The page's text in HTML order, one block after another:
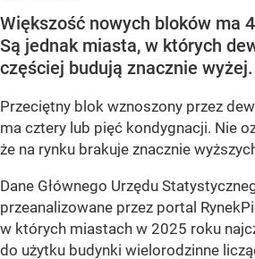
Większość nowych bloków ma
Są jednak miasta, w których
częściej budują znacznie wyżej.
Przeciętny blok wznoszony przez
ma cztery lub pięć kondygnacji. Nie
że na rynku brakuje znacznie
Dane Głównego Urzędu
przeanalizowane przez portal
w których miastach w 2025 roku
do użytku budynki wielorodzinne